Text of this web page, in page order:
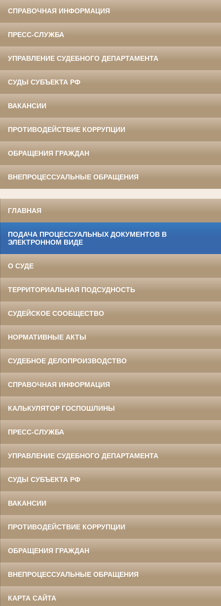
СПРАВОЧНАЯ ИНФОРМАЦИЯ
ПРЕСС-СЛУЖБА
УПРАВЛЕНИЕ СУДЕБНОГО ДЕПАРТАМЕНТА
СУДЫ СУБЪЕКТА РФ
ВАКАНСИИ
ПРОТИВОДЕЙСТВИЕ КОРРУПЦИИ
ОБРАЩЕНИЯ ГРАЖДАН
ВНЕПРОЦЕССУАЛЬНЫЕ ОБРАЩЕНИЯ
ГЛАВНАЯ
ПОДАЧА ПРОЦЕССУАЛЬНЫХ ДОКУМЕНТОВ В
ЭЛЕКТРОННОМ ВИДЕ
О СУДЕ
ТЕРРИТОРИАЛЬНАЯ ПОДСУДНОСТЬ
СУДЕЙСКОЕ СООБЩЕСТВО
НОРМАТИВНЫЕ АКТЫ
СУДЕБНОЕ ДЕЛОПРОИЗВОДСТВО
СПРАВОЧНАЯ ИНФОРМАЦИЯ
КАЛЬКУЛЯТОР ГОСПОШЛИНЫ
ПРЕСС-СЛУЖБА
УПРАВЛЕНИЕ СУДЕБНОГО ДЕПАРТАМЕНТА
СУДЫ СУБЪЕКТА РФ
ВАКАНСИИ
ПРОТИВОДЕЙСТВИЕ КОРРУПЦИИ
ОБРАЩЕНИЯ ГРАЖДАН
ВНЕПРОЦЕССУАЛЬНЫЕ ОБРАЩЕНИЯ
КАРТА САЙТА